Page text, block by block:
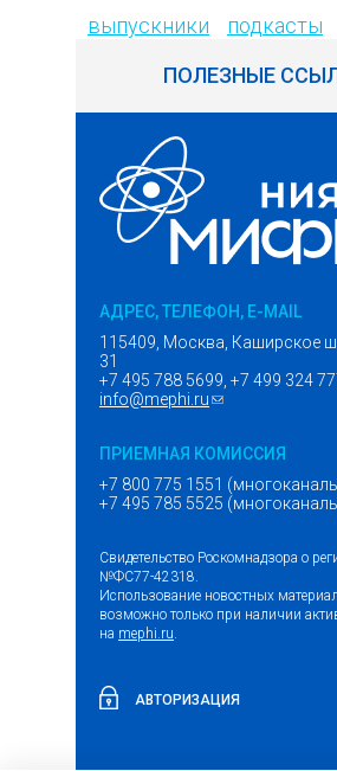
выпускники
подкасты
ПОЛЕЗНЫЕ
АДРЕС, ТЕЛЕФОН, E-MAIL
115409, Москва, Каширское ш.,
31
+7 495 788 5699, +7 499 324
info@mephi.ru(ссылка для
ПРИЕМНАЯ КОМИССИЯ
+7 800 775 1551
+7 495 785 5525
Свидетельство Роскомнадзора о
№ФС77-42318.
Использование новостных
возможно только при наличии
на mephi.ru.
АВТОРИЗАЦИЯ